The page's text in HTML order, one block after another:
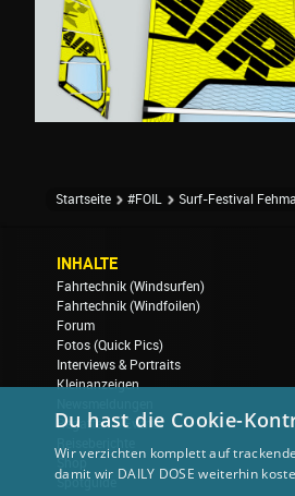
Startseite #FOIL Surf-Festival
INHALTE
Fahrtechnik (Windsurfen)
Fahrtechnik (Windfoilen)
Forum
Fotos (Quick Pics)
Interviews & Portraits
Kleinanzeigen
Regatten & Events
Spotguide
Du hast die Cookie-
Wir verzichten komplett auf
damit wir DAILY DOSE weiterhin